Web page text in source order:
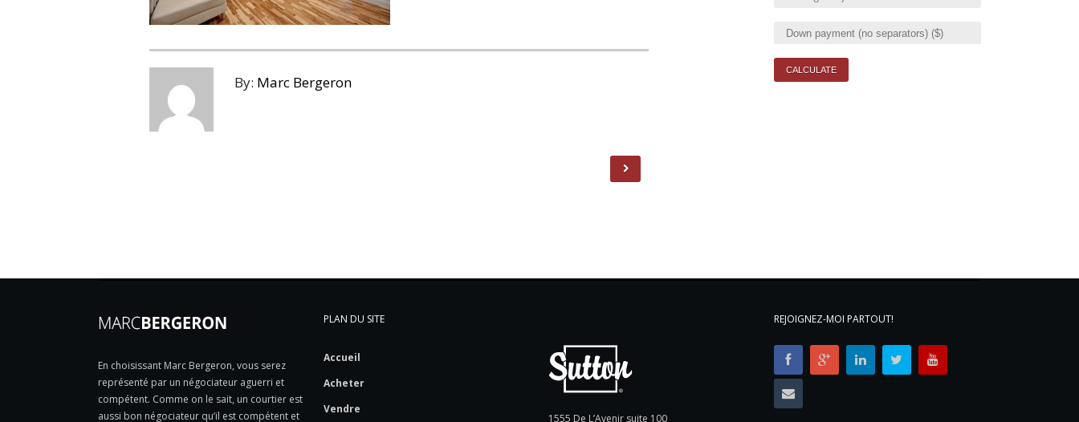
By: Marc Bergeron
En choisissant Marc Bergeron, vous serez
représenté par un négociateur aguerri et
compétent. Comme on le sait, un courtier est
aussi bon négociateur qu’il est compétent et
PLAN DU SITE
Accueil
Acheter
Vendre
1555 De L’Avenir suite 100
REJOIGNEZ-MOI PARTOUT!